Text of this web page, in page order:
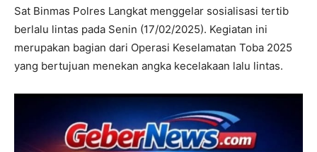
Sat Binmas Polres Langkat menggelar sosialisasi tertib
berlalu lintas pada Senin (17/02/2025). Kegiatan ini
merupakan bagian dari Operasi Keselamatan Toba 2025
yang bertujuan menekan angka kecelakaan lalu lintas.